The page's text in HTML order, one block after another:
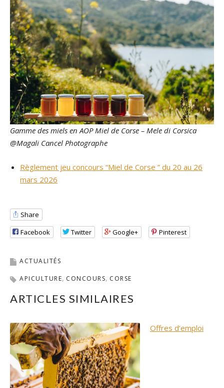
Gamme des miels en AOP Miel de Corse – Mele di Corsica
@Magali Cancel Photographe
Règlement jeu concours “Miel de Corse ” du 20 au 26
mars 2026
Share
Facebook
Twitter Google+ Pinterest
ACTUALITÉS
APICULTURE CONCOURS CORSE
ARTICLES SIMILAIRES
Offres d’emploi